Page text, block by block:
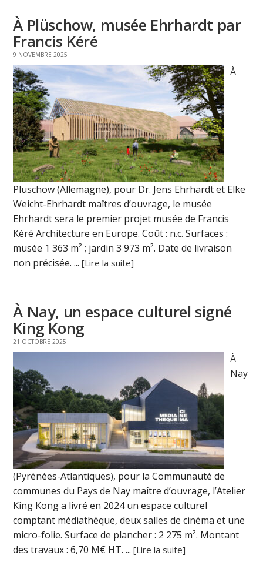
À Plüschow, musée Ehrhardt par
Francis Kéré
9 NOVEMBRE 2025
À
Plüschow (Allemagne), pour Dr. Jens Ehrhardt et Elke
Weicht-Ehrhardt maîtres d’ouvrage, le musée
Ehrhardt sera le premier projet musée de Francis
Kéré Architecture en Europe. Coût : n.c. Surfaces :
musée 1 363 m² ; jardin 3 973 m². Date de livraison
non précisée. ...[Lire la suite]
À Nay, un espace culturel signé
King Kong
21 OCTOBRE 2025
À
Nay
(Pyrénées-Atlantiques), pour la Communauté de
communes du Pays de Nay maître d’ouvrage, l’Atelier
King Kong a livré en 2024 un espace culturel
comptant médiathèque, deux salles de cinéma et une
micro-folie. Surface de plancher : 2 275 m². Montant
des travaux : 6,70 M€ HT. ...[Lire la suite]